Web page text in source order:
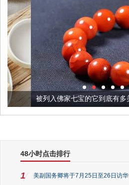
被列入佛家七宝的它到底有多美？
48小时点击排行
1 美副国务卿将于7月25日至26日访华